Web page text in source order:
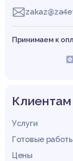
Принимаем к
Клиентам
Услуги
Готовые
Цены